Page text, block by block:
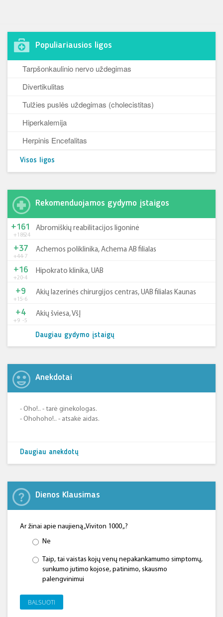
Populiariausios ligos
Tarpšonkaulinio nervo uždegimas
Divertikulitas
Tulžies puslės uždegimas (cholecistitas)
Hiperkalemija
Herpinis Encefalitas
Visos ligos
Rekomenduojamos gydymo įstaigos
+185-24
+161 Abromiškių reabilitacijos ligoninė
+44-7
+37 Achemos poliklinika, Achema AB filialas
+20-4
+16 Hipokrato klinika, UAB
+15-6
+9 Akių lazerinės chirurgijos centras, UAB filialas Kaunas
+9 -5
+4 Akių šviesa, VšĮ
Daugiau gydymo įstaigų
Anekdotai
- Oho!.. - tarė ginekologas.
- Ohohoho!.. - atsakė aidas.
Daugiau anekdotų
Dienos Klausimas
Ar žinai apie naujieną „Viviton 1000 „?
Ne
Taip, tai vaistas kojų venų nepakankamumo simptomų,
sunkumo jutimo kojose, patinimo, skausmo
palengvinimui
BALSUOTI